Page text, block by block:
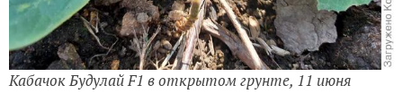
Кабачок Будулай F1 в открытом грунте, 11 июня